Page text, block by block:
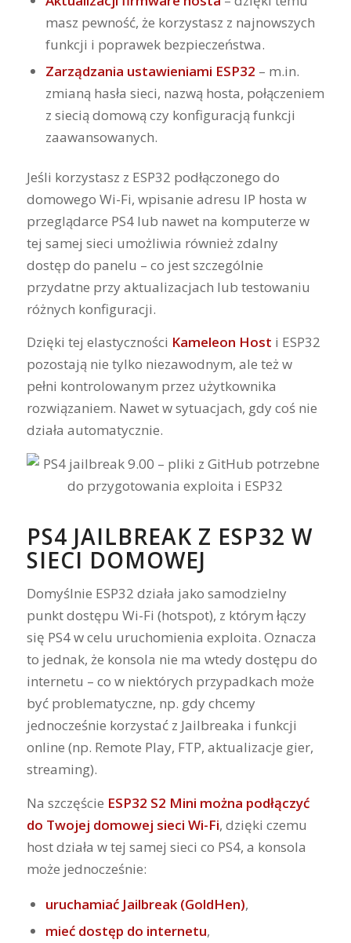
masz pewność, że korzystasz z najnowszych
funkcji i poprawek bezpieczeństwa.
Zarządzania ustawieniami ESP32 – m.in.
zmianą hasła sieci, nazwą hosta, połączeniem
z siecią domową czy konfiguracją funkcji
zaawansowanych.
Jeśli korzystasz z ESP32 podłączonego do
domowego Wi-Fi, wpisanie adresu IP hosta w
przeglądarce PS4 lub nawet na komputerze w
tej samej sieci umożliwia również zdalny
dostęp do panelu – co jest szczególnie
przydatne przy aktualizacjach lub testowaniu
różnych konfiguracji.
Dzięki tej elastyczności Kameleon Host i ESP32
pozostają nie tylko niezawodnym, ale też w
pełni kontrolowanym przez użytkownika
rozwiązaniem. Nawet w sytuacjach, gdy coś nie
działa automatycznie.
PS4 JAILBREAK Z ESP32 W
SIECI DOMOWEJ
Domyślnie ESP32 działa jako samodzielny
punkt dostępu Wi-Fi (hotspot), z którym łączy
się PS4 w celu uruchomienia exploita. Oznacza
to jednak, że konsola nie ma wtedy dostępu do
internetu – co w niektórych przypadkach może
być problematyczne, np. gdy chcemy
jednocześnie korzystać z Jailbreaka i funkcji
online (np. Remote Play, FTP, aktualizacje gier,
streaming).
Na szczęście ESP32 S2 Mini można podłączyć
do Twojej domowej sieci Wi-Fi, dzięki czemu
host działa w tej samej sieci co PS4, a konsola
może jednocześnie:
uruchamiać Jailbreak (GoldHen),
mieć dostęp do internetu,